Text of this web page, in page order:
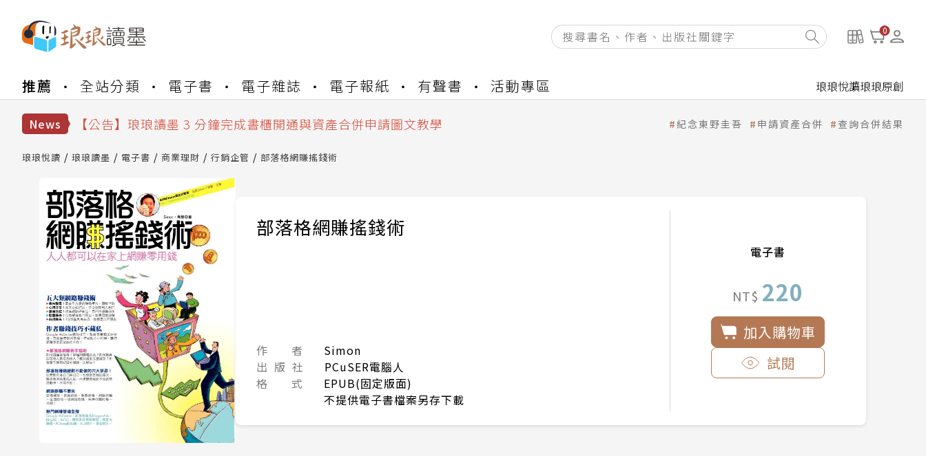
0
推薦 全站分類 電子書 電子雜誌 電子報紙 有聲書 活動專區 琅琅悅讀琅琅原創
News
【公告】琅琅書店服務升級重要說明及資產合併結果查詢
【公告】琅琅讀墨書櫃開通常見問題
【公告】琅琅書店服務升級重要說明及資產合併結果查詢
紀念東野圭吾 申請資產合併 查詢合併結果
琅琅悅讀 琅琅讀墨 電子書 商業理財 行銷企管 部落格網賺搖錢術
部落格網賺搖錢術
作 者
Simon
出 版 社
PCuSER電腦人
格 式
EPUB(固定版面)
不提供電子書檔案另存下載
電子書
NT$ 220
加入購物車
試閱